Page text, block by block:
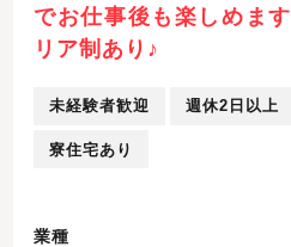
でお仕事後も楽しめま
リア制あり♪
未経験者歓迎 週休2日以上
寮住宅あり
業種